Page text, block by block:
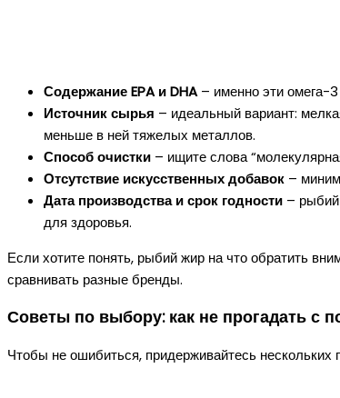
Содержание EPA и DHA– именно эти омега-
Источник сырья – идеальный вариант:
меньше в ней тяжелых металлов.
Способ очистки – ищите слова
Отсутствие искусственных добавок –
Дата производства и срок годности –
для здоровья.
Если хотите понять, рыбий жир на что обратить
сравнивать разные бренды.
Советы по выбору: как не прогадать с
Чтобы не ошибиться, придерживайтесь нескольких